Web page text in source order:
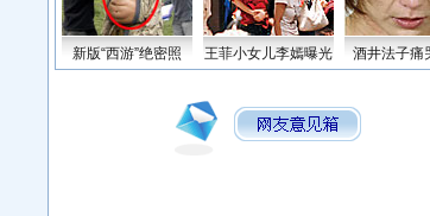
新版“西游”绝密照 王菲小女儿李嫣曝光 酒井法子痛